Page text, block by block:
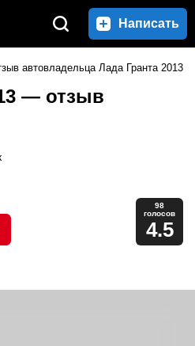
Написать
автовладельца Лада Гранта 2013
— отзыв
98
голосов
4.5